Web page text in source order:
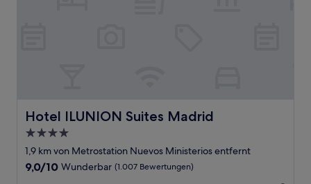
Hotel ILUNION Suites Madrid
Hotel ILUNION Suites Madrid
4.0-
Sterne-
Unterkunft
1,9 km von Metrostation Nuevos Ministerios entfernt
9.0
9,0/10 Wunderbar (1.007 Bewertungen)